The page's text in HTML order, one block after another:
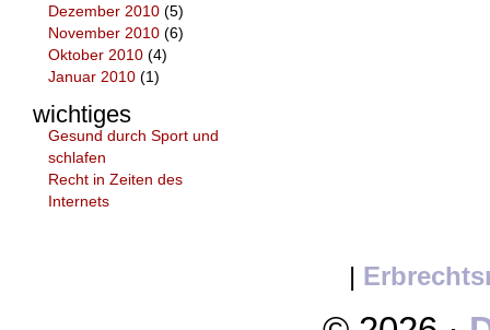
Dezember 2010 (5)
November 2010 (6)
Oktober 2010 (4)
Januar 2010 (1)
wichtiges
Gesund durch Sport und
schlafen
Recht in Zeiten des
Internets
|